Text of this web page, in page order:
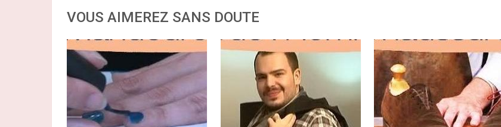
VOUS AIMEREZ SANS DOUTE